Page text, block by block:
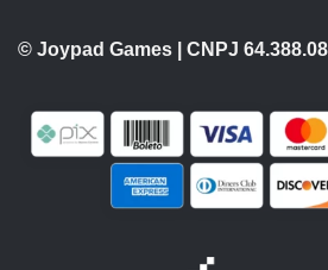
© Joypad Games | CNPJ